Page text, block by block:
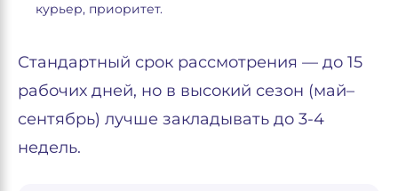
курьер, приоритет.
Стандартный срок рассмотрения — до 15
рабочих дней, но в высокий сезон (май–
сентябрь) лучше закладывать до 3-4
недель.